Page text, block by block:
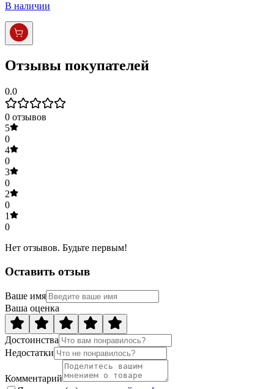
В наличии
Отзывы покупателей
0.0
0 отзывов
5
0
4
0
3
0
2
0
1
0
Нет отзывов. Будьте первым!
Оставить отзыв
Ваше имя
Ваша оценка
Достоинства
Недостатки
Комментарий